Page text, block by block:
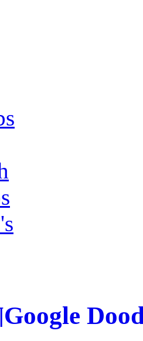
Google